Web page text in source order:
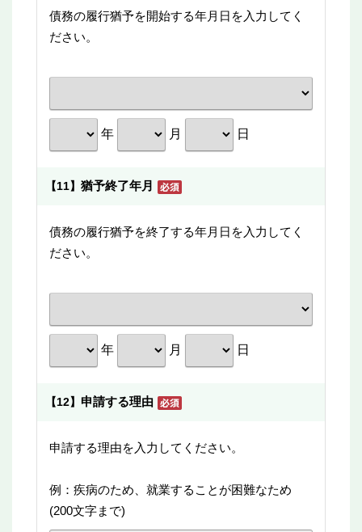
債務の履行猶予を開始する年月日を入力してく
ださい。
年 月 日
【11】 猶予終了年月
債務の履行猶予を終了する年月日を入力してく
ださい。
年 月 日
【12】 申請する理由
申請する理由を入力してください。
例：疾病のため、就業することが困難なため
(200文字まで)